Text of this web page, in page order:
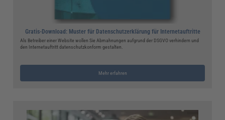
Gratis-Download: Muster für Datenschutzerklärung für Internetauftritte
Als Betreiber einer Website wollen Sie Abmahnungen aufgrund der DSGVO verhindern und
den Internetauftritt datenschutzkonform gestalten.
Mehr erfahren